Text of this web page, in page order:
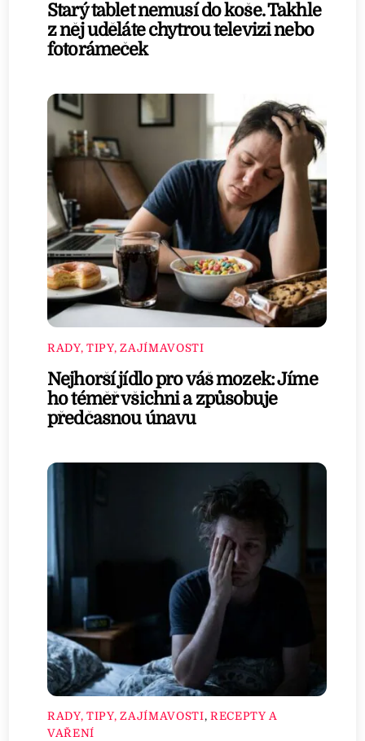
Starý tablet nemusí do koše. Takhle
z něj uděláte chytrou televizi nebo
fotorámeček
RADY, TIPY, ZAJÍMAVOSTI
Nejhorší jídlo pro váš mozek: Jíme
ho téměř všichni a způsobuje
předčasnou únavu
RADY, TIPY, ZAJÍMAVOSTI, RECEPTY A
VAŘENÍ